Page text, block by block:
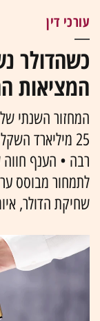
עורכי דין
המציאות
25 מיליארד
רבה • הענף חווה
לתמחור מבוסס
שחיקת הדולר,